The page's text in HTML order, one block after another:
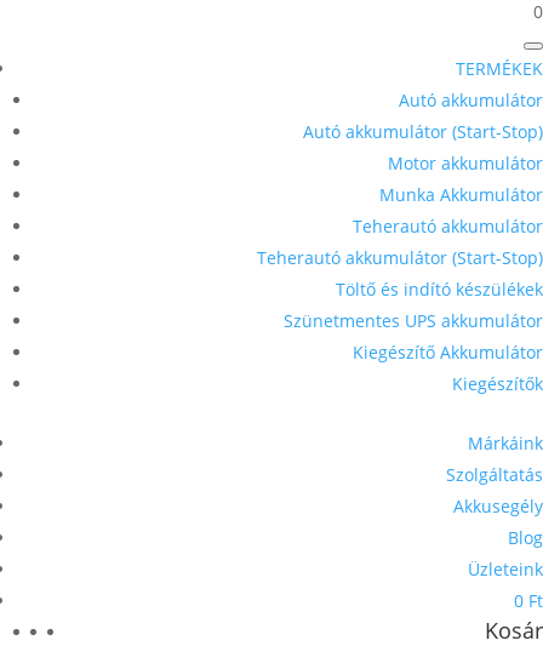
0
TERMÉKEK
Autó akkumulátor
Autó akkumulátor (Start-Stop)
Motor akkumulátor
Munka Akkumulátor
Teherautó akkumulátor
Teherautó akkumulátor (Start-Stop)
Töltő és indító készülékek
Szünetmentes UPS akkumulátor
Kiegészítő Akkumulátor
Kiegészítők
Márkáink
Szolgáltatás
Akkusegély
Blog
Üzleteink
0 Ft
Kosár